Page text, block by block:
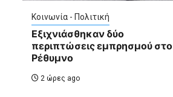
Κοινωνία - Πολιτική
Εξιχνιάσθηκαν δύο
περιπτώσεις εμπρησμού στο
Ρέθυμνο
2 ώρες ago